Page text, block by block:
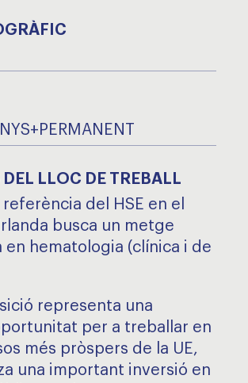
LLOC DE TREBALL
del HSE en el
busca un metge
en hematologia (clínica i de
representa una
per a treballar en
més pròspers de la UE,
una important inversió en